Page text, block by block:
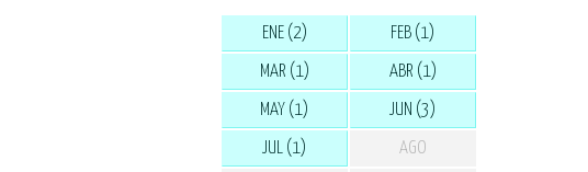
ENE (2) FEB (1)
MAR (1) ABR (1)
MAY (1) JUN (3)
JUL (1) AGO